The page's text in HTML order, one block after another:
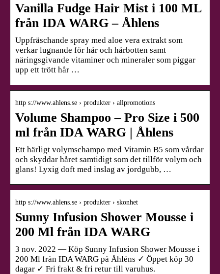
Vanilla Fudge Hair Mist i 100 ML
från IDA WARG – Åhlens
Uppfräschande spray med aloe vera extrakt som
verkar lugnande för hår och hårbotten samt
näringsgivande vitaminer och mineraler som piggar
upp ett trött hår …
http s://www.ahlens.se › produkter › allpromotions
Volume Shampoo – Pro Size i 500
ml från IDA WARG | Åhlens
Ett härligt volymschampo med Vitamin B5 som vårdar
och skyddar håret samtidigt som det tillför volym och
glans! Lyxig doft med inslag av jordgubb, …
http s://www.ahlens.se › produkter › skonhet
Sunny Infusion Shower Mousse i
200 Ml från IDA WARG
3 nov. 2022 — Köp Sunny Infusion Shower Mousse i
200 Ml från IDA WARG på Åhléns ✓ Öppet köp 30
dagar ✓ Fri frakt & fri retur till varuhus.